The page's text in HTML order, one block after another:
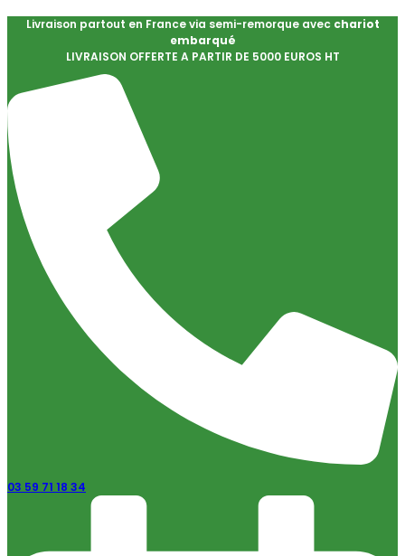
Livraison partout en France via semi-remorque avec chariot
embarqué
LIVRAISON OFFERTE A PARTIR DE 5000 EUROS HT
03 59 71 18 34